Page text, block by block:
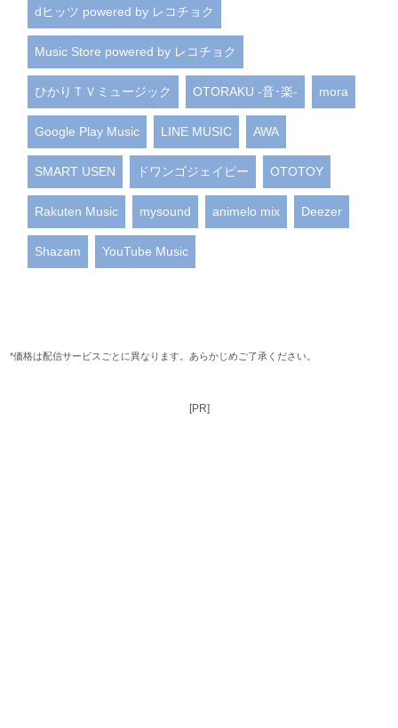
dヒッツ powered by レコチョク
Music Store powered by レコチョク
ひかりＴＶミュージック OTORAKU -音･楽- mora
Google Play Music LINE MUSIC AWA
SMART USEN ドワンゴジェイピー OTOTOY
Rakuten Music mysound animelo mix Deezer
Shazam YouTube Music
*価格は配信サービスごとに異なります。あらかじめご了承ください。
[PR]